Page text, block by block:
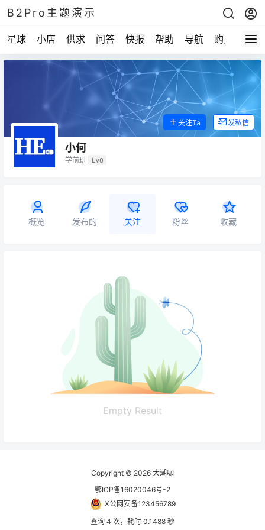
B2Pro主题演示
星球 小店 供求 问答 快报 帮助 导航 购买
小何
学前班 Lv0
关注Ta 发私信
概览 发布的 关注 粉丝 收藏
Empty Result
Copyright © 2026 大潮咖
鄂ICP备16020046号-2
X公网安备123456789
查询 4 次，耗时 0.1488 秒